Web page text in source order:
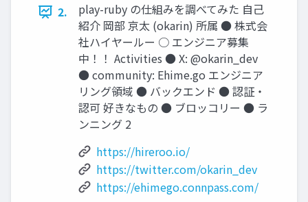
2.
play-ruby の仕組みを調べてみた 自己
紹介 岡部 京太 (okarin) 所属 ● 株式会
社ハイヤールー ○ エンジニア募集
中！！ Activities ● X: @okarin_dev
● community: Ehime.go エンジニア
リング領域 ● バックエンド ● 認証・
認可 好きなもの ● ブロッコリー ● ラ
ンニング 2
https://hireroo.io/
https://twitter.com/okarin_dev
https://ehimego.connpass.com/